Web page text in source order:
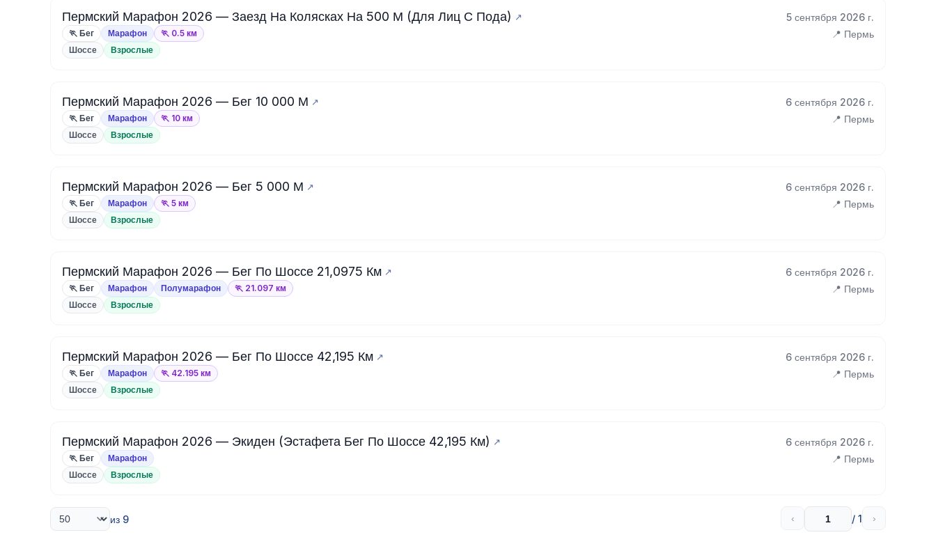
Пермский Марафон 2026 — Заезд На Колясках На 500 М (Для Лиц С Пода) 5 сентября 2026 г.
🏃 Бег Марафон 🏃 0.5 км 📍 Пермь
Шоссе Взрослые
Пермский Марафон 2026 — Бег 10 000 М 6 сентября 2026 г.
🏃 Бег Марафон 🏃 10 км 📍 Пермь
Шоссе Взрослые
Пермский Марафон 2026 — Бег 5 000 М 6 сентября 2026 г.
🏃 Бег Марафон 🏃 5 км 📍 Пермь
Шоссе Взрослые
Пермский Марафон 2026 — Бег По Шоссе 21,0975 Км 6 сентября 2026 г.
🏃 Бег Марафон Полумарафон 🏃 21.097 км 📍 Пермь
Шоссе Взрослые
Пермский Марафон 2026 — Бег По Шоссе 42,195 Км 6 сентября 2026 г.
🏃 Бег Марафон 🏃 42.195 км 📍 Пермь
Шоссе Взрослые
Пермский Марафон 2026 — Экиден (Эстафета Бег По Шоссе 42,195 Км) 6 сентября 2026 г.
🏃 Бег Марафон 📍 Пермь
Шоссе Взрослые
из 9 ‹ / 1 ›